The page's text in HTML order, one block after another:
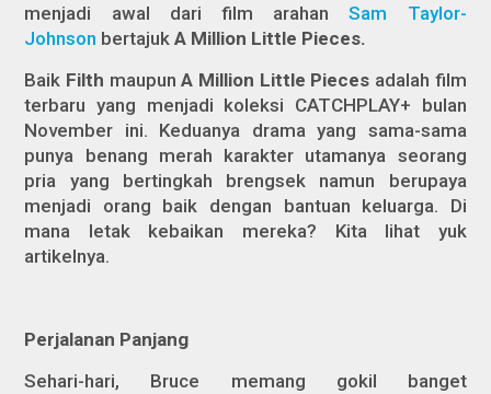
menjadi awal dari film arahanSam Taylor-
Johnson bertajukA Million Little Pieces.
Baik Filth maupunA Million Little Pieces adalah film
terbaru yang menjadi koleksi CATCHPLAY+ bulan
November ini. Keduanya drama yang sama-sama
punya benang merah karakter utamanya seorang
pria yang bertingkah brengsek namun berupaya
menjadi orang baik dengan bantuan keluarga. Di
mana letak kebaikan mereka? Kita lihat yuk
artikelnya.
Perjalanan Panjang
Sehari-hari, Bruce memang gokil banget